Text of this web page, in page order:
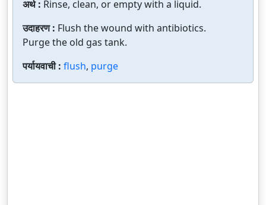
अर्थ : Rinse, clean, or empty with a liquid.
उदाहरण : Flush the wound with antibiotics.
Purge the old gas tank.
पर्यायवाची : flush, purge